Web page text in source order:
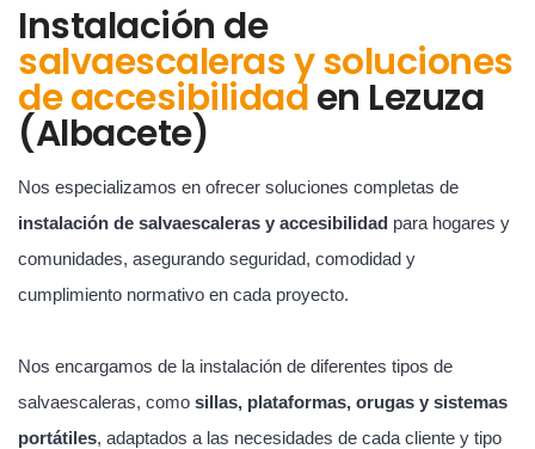
Instalación de
salvaescaleras y soluciones
de accesibilidaden Lezuza
(Albacete)
Nos especializamos en ofrecer soluciones completas de
instalación de salvaescaleras y accesibilidad para hogares y
comunidades, asegurando seguridad, comodidad y
cumplimiento normativo en cada proyecto.
Nos encargamos de la instalación de diferentes tipos de
salvaescaleras, como sillas, plataformas, orugas y sistemas
portátiles, adaptados a las necesidades de cada cliente y tipo